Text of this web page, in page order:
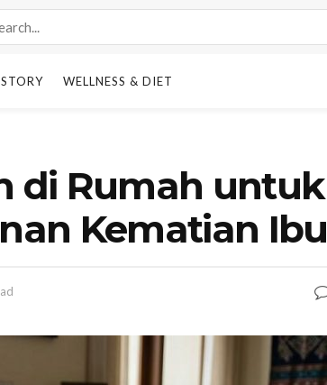
WELLNESS & DIET
di Rumah untuk
Kematian Ibu